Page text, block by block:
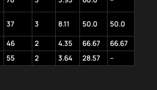
37 3 8.11 50.0
50.0
46 2 4.35 66.67
66.67
55 2 3.64 28.57 –